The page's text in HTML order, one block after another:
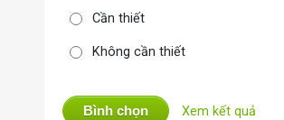
Cần thiết
Không cần thiết
Bình chọn Xem kết quả